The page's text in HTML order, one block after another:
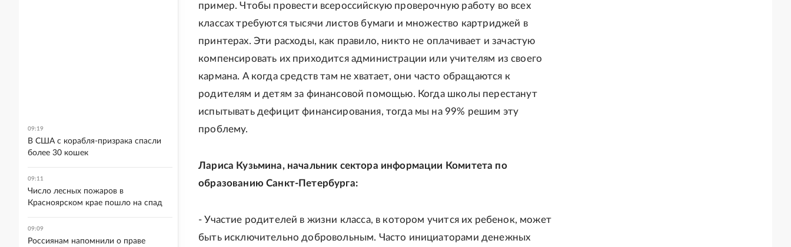
пример. Чтобы провести всероссийскую проверочную работу во всех
классах требуются тысячи листов бумаги и множество картриджей в
принтерах. Эти расходы, как правило, никто не оплачивает и зачастую
компенсировать их приходится администрации или учителям из своего
кармана. А когда средств там не хватает, они часто обращаются к
родителям и детям за финансовой помощью. Когда школы перестанут
испытывать дефицит финансирования, тогда мы на 99% решим эту
проблему.
Лариса Кузьмина, начальник сектора информации Комитета по
образованию Санкт-Петербурга:
- Участие родителей в жизни класса, в котором учится их ребенок, может
быть исключительно добровольным. Часто инициаторами денежных
09:19
В США с корабля-призрака спасли
более 30 кошек
09:11
Число лесных пожаров в
Красноярском крае пошло на спад
09:09
Россиянам напомнили о праве